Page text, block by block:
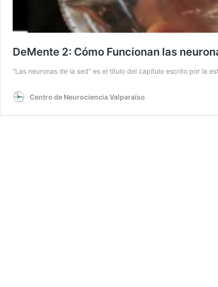
DeMente 2: Cómo Funcionan las
“Las neuronas de la sed” es el título del capítulo escrito por la
Centro de Neurociencia Valparaíso